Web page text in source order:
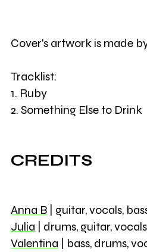
Cover's artwork is made
Tracklist:
1. Ruby
2. Something Else to Drink
CREDITS
Anna B| guitar, vocals,
Julia | drums, guitar, vocals
Valentina | bass, drums,